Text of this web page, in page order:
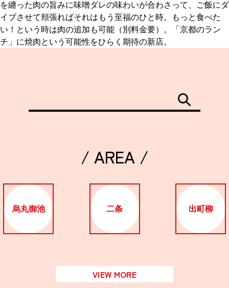
を纏った肉の旨みに味噌ダレの味わいが合わさって、ご飯にダ
イブさせて頬張ればそれはもう至福のひと時。もっと食べた
い！という時は肉の追加も可能（別料金要）。「京都のラン
チ」に焼肉という可能性をひらく期待の新店。
/ AREA /
烏丸御池 二条 出町柳
VIEW MORE